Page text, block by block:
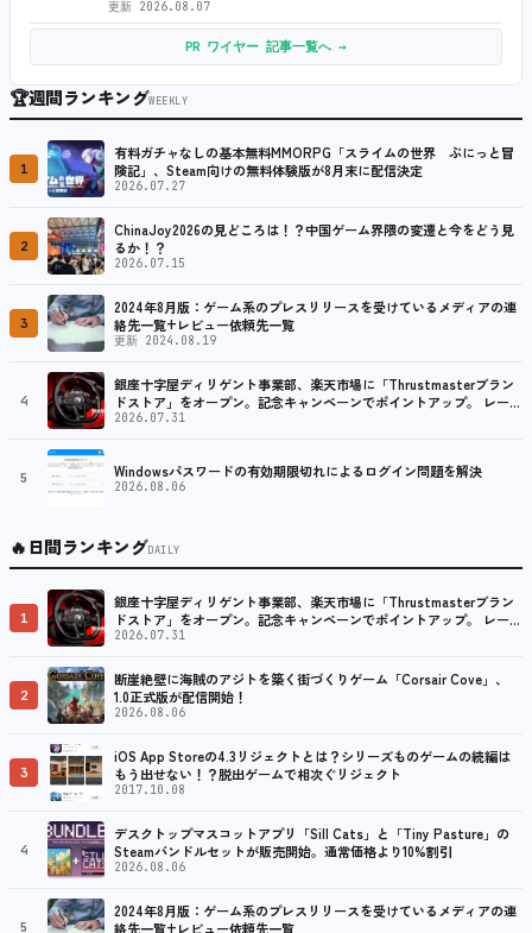
更新 2026.08.07
PR ワイヤー 記事一覧へ →
🏆週間ランキングWEEKLY
1
有料ガチャなしの基本無料MMORPG「スライムの世界 ぷにっと冒
険記」、Steam向けの無料体験版が8月末に配信決定
2026.07.27
2
ChinaJoy2026の見どころは！？中国ゲーム界隈の変遷と今をどう見
るか！？
2026.07.15
3
2024年8月版：ゲーム系のプレスリリースを受けているメディアの連
絡先一覧+レビュー依頼先一覧
更新 2024.08.19
4
銀座十字屋ディリゲント事業部、楽天市場に「Thrustmasterブラン
ドストア」をオープン。記念キャンペーンでポイントアップ。 レーシ
ング／フライトシム向けコントローラーを中心に、幅広くラインナッ
2026.07.31
5 Windowsパスワードの有効期限切れによるログイン問題を解決
2026.08.06
🔥日間ランキングDAILY
1
銀座十字屋ディリゲント事業部、楽天市場に「Thrustmasterブラン
ドストア」をオープン。記念キャンペーンでポイントアップ。 レーシ
ング／フライトシム向けコントローラーを中心に、幅広くラインナッ
2026.07.31
2
断崖絶壁に海賊のアジトを築く街づくりゲーム「Corsair Cove」、
1.0正式版が配信開始！
2026.08.06
3
iOS App Storeの4.3リジェクトとは？シリーズものゲームの続編は
もう出せない！？脱出ゲームで相次ぐリジェクト
2017.10.08
4
デスクトップマスコットアプリ「Sill Cats」と「Tiny Pasture」の
Steamバンドルセットが販売開始。通常価格より10%割引
2026.08.06
5
2024年8月版：ゲーム系のプレスリリースを受けているメディアの連
絡先一覧+レビュー依頼先一覧